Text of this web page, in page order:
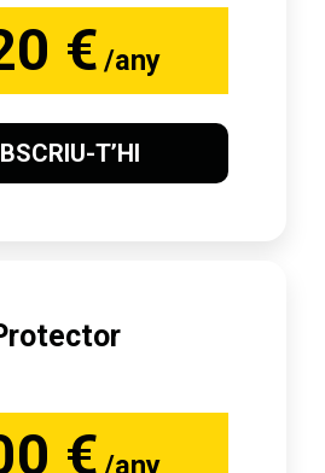
€ /any
T’HI
€ /any